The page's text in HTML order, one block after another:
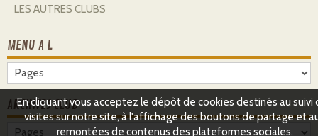
LES AUTRES CLUBS
MENU A L
ARCHIVES CLUB
En cliquant vous acceptez le dépôt de cookies destinés au suivi
visites sur notre site, à l'affichage des boutons de partage et
remontées de contenus des plateformes sociales.